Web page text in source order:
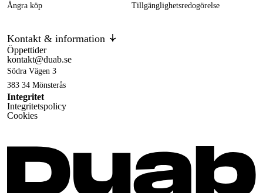
Ångra köp
Tillgänglighetsredogörelse
Kontakt & information
Öppettider
kontakt@duab.se
Södra Vägen 3
383 34 Mönsterås
Integritet
Integritetspolicy
Cookies